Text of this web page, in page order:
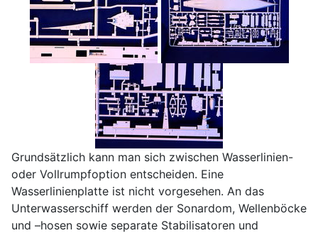
Grundsätzlich kann man sich zwischen Wasserlinien-
oder Vollrumpfoption entscheiden. Eine
Wasserlinienplatte ist nicht vorgesehen. An das
Unterwasserschiff werden der Sonardom, Wellenböcke
und –hosen sowie separate Stabilisatoren und